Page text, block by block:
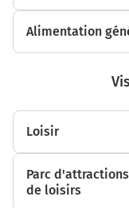
Alimentation
Loisir
Parc
de loisirs